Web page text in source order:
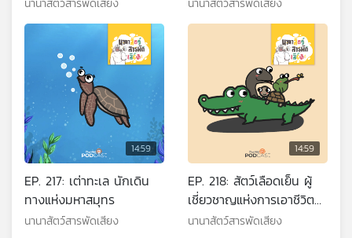
นานาสัตว์สารพัดเสียง นานาสัตว์สารพัดเสียง
14:59
EP. 217: เต่าทะเล นักเดิน
ทางแห่งมหาสมุทร
นานาสัตว์สารพัดเสียง
14:59
EP. 218: สัตว์เลือดเย็น ผู้
เชี่ยวชาญแห่งการเอาชีวิต
รอด
นานาสัตว์สารพัดเสียง